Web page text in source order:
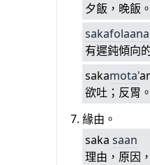
夕飯，晚飯。
sakafola
有遲鈍傾向
sakamota'
欲吐；反胃。
緣由。
saka saan
理由，原因